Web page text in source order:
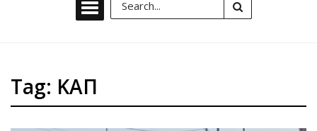
Tag: ΚΑΠ